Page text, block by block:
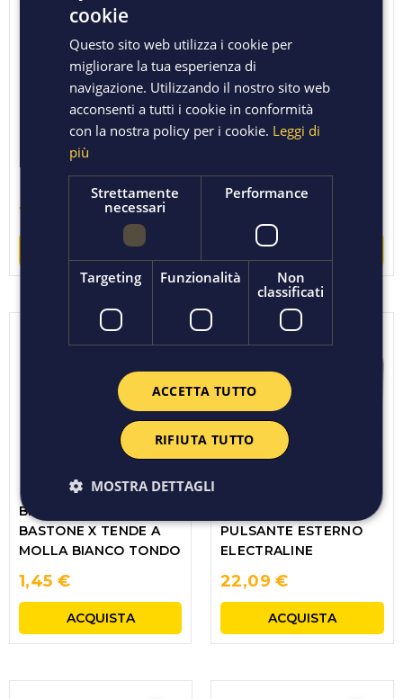
DIGITALE KG 5
18,50 €
ACQUISTA
BILANCIA DIGITALE
420100 KG 35/GR 2
ACQUISTA
BRIS BRIS COPPIA
BASTONE X TENDE A
MOLLA BIANCO TONDO
1,45 €
ACQUISTA
PULSANTE ESTERNO
ELECTRALINE
22,09 €
ACQUISTA
cookie
Questo sito web utilizza i cookie per
migliorare la tua esperienza di
navigazione. Utilizzando il nostro sito web
acconsenti a tutti i cookie in conformità
con la nostra policy per i cookie. Leggi di
più
Strettamente
necessari
Performance
Targeting Funzionalità
Non
classificati
ACCETTA TUTTO
RIFIUTA TUTTO
MOSTRA DETTAGLI